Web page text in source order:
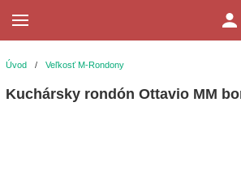
Úvod / Veľkosť M-Rondony
Kuchársky rondón Ottavio MM